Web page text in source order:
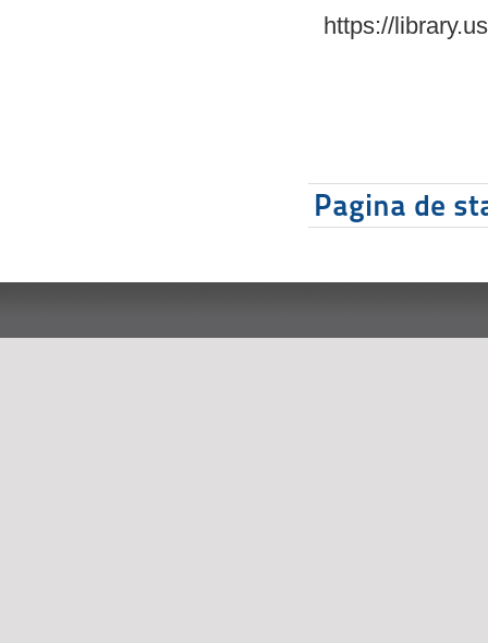
https://
Pagina de